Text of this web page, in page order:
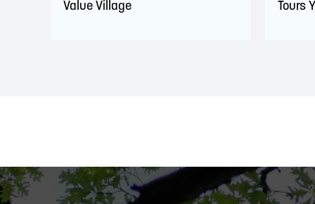
Value Village Tours